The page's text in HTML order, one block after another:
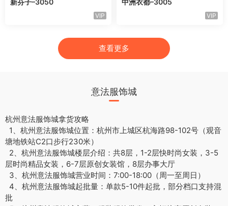
VIP VIP
查看更多
意法服饰城
杭州意法服饰城拿货攻略
1、杭州意法服饰城位置：杭州市上城区杭海路98-102号（观音
塘地铁站C2口步行230米）
2、杭州意法服饰城楼层介绍：共8层，1-2层快时尚女装，3-5
层时尚精品女装，6-7层原创女装馆，8层办事大厅
3、杭州意法服饰城营业时间：7:00-18:00（周一至周日）
4、杭州意法服饰城起批量：单款5-10件起批，部分档口支持混
批